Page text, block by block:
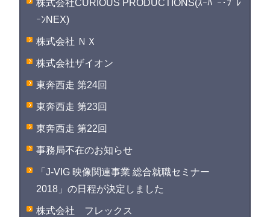
株式会社CURIOUS PRODUCTIONS(ｽｰﾊﾟｰ･ﾌﾞﾚ
ｰﾝNEX)
株式会社 ＮＸ
株式会社ザイオン
東奔西走 第24回
東奔西走 第23回
東奔西走 第22回
事務局不在のお知らせ
「J-VIG 映像関連事業 総合就職セミナー
2018」の日程が決定しました
株式会社 フレックス